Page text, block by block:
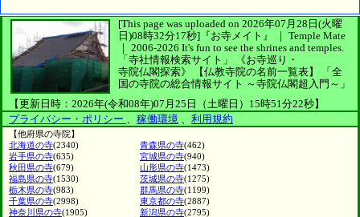
[This page was uploaded on 2026年07月28日(火曜
日)08時32分17秒] 『お寺メイト』 ｜ Temple Mate
｜ 2006-2026 It's fun to see the shrines and temples.
「寺社情報検索サイト」
《お寺巡り・
寺院仏閣探索》
【仏教寺院の名前一覧表】
「全
国の寺院の総合情報サイト ～寺院仏閣超入門～」
【更新日時：2026年(令和08年)07月25日（土曜日）15時51分22秒】
プライバシー・ポリシー 、 稼働環境 、 利用規約
【他府県の寺院】
北海道の寺(2340) 青森県の寺(462)
岩手県の寺(635) 宮城県の寺(940)
秋田県の寺(679) 山形県の寺(1473)
福島県の寺(1530) 茨城県の寺(1275)
栃木県の寺(983) 群馬県の寺(1199)
千葉県の寺(2998) 東京都の寺(2887)
神奈川県の寺(1905) 新潟県の寺(2795)